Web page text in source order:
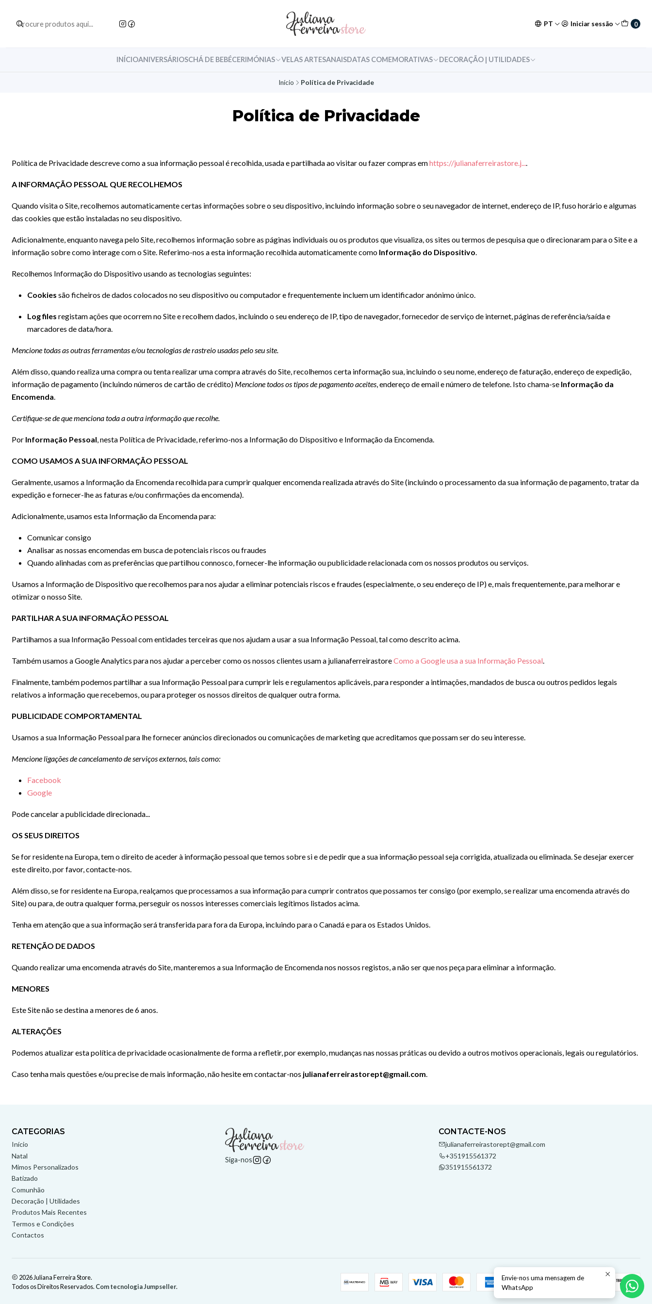
PT Iniciar sessão 0
INÍCIOANIVERSÁRIOSCHÁ DE BEBÉCERIMÓNIAS VELAS ARTESANAISDATAS COMEMORATIVAS DECORAÇÃO | UTILIDADES
Início Política de Privacidade
Política de Privacidade
Política de Privacidade descreve como a sua informação pessoal é recolhida, usada e partilhada ao visitar ou fazer compras emhttps://julianaferreirastore.j....
A INFORMAÇÃO PESSOAL QUE RECOLHEMOS
Quando visita o Site, recolhemos automaticamente certas informações sobre o seu dispositivo, incluindo informação sobre o seu navegador de internet, endereço de IP, fuso horário e algumas
das cookies que estão instaladas no seu dispositivo.
Adicionalmente, enquanto navega pelo Site, recolhemos informação sobre as páginas individuais ou os produtos que visualiza, os sites ou termos de pesquisa que o direcionaram para o Site e a
informação sobre como interage com o Site. Referimo-nos a esta informação recolhida automaticamente como Informação do Dispositivo.
Recolhemos Informação do Dispositivo usando as tecnologias seguintes:
Cookies são ficheiros de dados colocados no seu dispositivo ou computador e frequentemente incluem um identificador anónimo único.
Log files registam ações que ocorrem no Site e recolhem dados, incluindo o seu endereço de IP, tipo de navegador, fornecedor de serviço de internet, páginas de referência/saída e
marcadores de data/hora.
Mencione todas as outras ferramentas e/ou tecnologias de rastreio usadas pelo seu site.
Além disso, quando realiza uma compra ou tenta realizar uma compra através do Site, recolhemos certa informação sua, incluindo o seu nome, endereço de faturação, endereço de expedição,
informação de pagamento (incluindo números de cartão de crédito) Mencione todos os tipos de pagamento aceites, endereço de email e número de telefone. Isto chama-se Informação da
Encomenda.
Certifique-se de que menciona toda a outra informação que recolhe.
Por Informação Pessoal, nesta Política de Privacidade, referimo-nos a Informação do Dispositivo e Informação da Encomenda.
COMO USAMOS A SUA INFORMAÇÃO PESSOAL
Geralmente, usamos a Informação da Encomenda recolhida para cumprir qualquer encomenda realizada através do Site (incluindo o processamento da sua informação de pagamento, tratar da
expedição e fornecer-lhe as faturas e/ou confirmações da encomenda).
Adicionalmente, usamos esta Informação da Encomenda para:
Comunicar consigo
Analisar as nossas encomendas em busca de potenciais riscos ou fraudes
Quando alinhadas com as preferências que partilhou connosco, fornecer-lhe informação ou publicidade relacionada com os nossos produtos ou serviços.
Usamos a Informação de Dispositivo que recolhemos para nos ajudar a eliminar potenciais riscos e fraudes (especialmente, o seu endereço de IP) e, mais frequentemente, para melhorar e
otimizar o nosso Site.
PARTILHAR A SUA INFORMAÇÃO PESSOAL
Partilhamos a sua Informação Pessoal com entidades terceiras que nos ajudam a usar a sua Informação Pessoal, tal como descrito acima.
Também usamos a Google Analytics para nos ajudar a perceber como os nossos clientes usam a julianaferreirastoreComo a Google usa a sua Informação Pessoal.
Finalmente, também podemos partilhar a sua Informação Pessoal para cumprir leis e regulamentos aplicáveis, para responder a intimações, mandados de busca ou outros pedidos legais
relativos a informação que recebemos, ou para proteger os nossos direitos de qualquer outra forma.
PUBLICIDADE COMPORTAMENTAL
Usamos a sua Informação Pessoal para lhe fornecer anúncios direcionados ou comunicações de marketing que acreditamos que possam ser do seu interesse.
Mencione ligações de cancelamento de serviços externos, tais como:
Facebook
Google
Pode cancelar a publicidade direcionada...
OS SEUS DIREITOS
Se for residente na Europa, tem o direito de aceder à informação pessoal que temos sobre si e de pedir que a sua informação pessoal seja corrigida, atualizada ou eliminada. Se desejar exercer
este direito, por favor, contacte-nos.
Além disso, se for residente na Europa, realçamos que processamos a sua informação para cumprir contratos que possamos ter consigo (por exemplo, se realizar uma encomenda através do
Site) ou para, de outra qualquer forma, perseguir os nossos interesses comerciais legítimos listados acima.
Tenha em atenção que a sua informação será transferida para fora da Europa, incluindo para o Canadá e para os Estados Unidos.
RETENÇÃO DE DADOS
Quando realizar uma encomenda através do Site, manteremos a sua Informação de Encomenda nos nossos registos, a não ser que nos peça para eliminar a informação.
MENORES
Este Site não se destina a menores de 6 anos.
ALTERAÇÕES
Podemos atualizar esta política de privacidade ocasionalmente de forma a refletir, por exemplo, mudanças nas nossas práticas ou devido a outros motivos operacionais, legais ou regulatórios.
Caso tenha mais questões e/ou precise de mais informação, não hesite em contactar-nos julianaferreirastorept@gmail.com.
CATEGORIAS
Início
Natal
Mimos Personalizados
Batizado
Comunhão
Decoração | Utilidades
Produtos Mais Recentes
Termos e Condições
Contactos
Siga-nos
CONTACTE-NOS
julianaferreirastorept@gmail.com
+351915561372
351915561372
2026 Juliana Ferreira Store.
Todos os Direitos Reservados. Com tecnologia Jumpseller.
Envie-nos uma mensagem de
WhatsApp